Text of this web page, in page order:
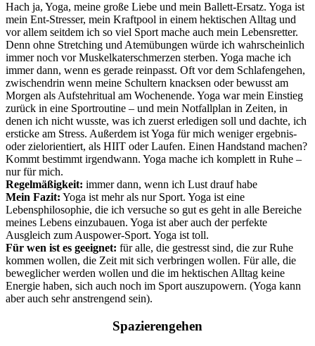
Hach ja, Yoga, meine große Liebe und mein Ballett-Ersatz. Yoga ist
mein Ent-Stresser, mein Kraftpool in einem hektischen Alltag und
vor allem seitdem ich so viel Sport mache auch mein Lebensretter.
Denn ohne Stretching und Atemübungen würde ich wahrscheinlich
immer noch vor Muskelkaterschmerzen sterben. Yoga mache ich
immer dann, wenn es gerade reinpasst. Oft vor dem Schlafengehen,
zwischendrin wenn meine Schultern knacksen oder bewusst am
Morgen als Aufstehritual am Wochenende. Yoga war mein Einstieg
zurück in eine Sportroutine – und mein Notfallplan in Zeiten, in
denen ich nicht wusste, was ich zuerst erledigen soll und dachte, ich
ersticke am Stress. Außerdem ist Yoga für mich weniger ergebnis-
oder zielorientiert, als HIIT oder Laufen. Einen Handstand machen?
Kommt bestimmt irgendwann. Yoga mache ich komplett in Ruhe –
nur für mich.
Regelmäßigkeit: immer dann, wenn ich Lust drauf habe
Mein Fazit: Yoga ist mehr als nur Sport. Yoga ist eine
Lebensphilosophie, die ich versuche so gut es geht in alle Bereiche
meines Lebens einzubauen. Yoga ist aber auch der perfekte
Ausgleich zum Auspower-Sport. Yoga ist toll.
Für wen ist es geeignet: für alle, die gestresst sind, die zur Ruhe
kommen wollen, die Zeit mit sich verbringen wollen. Für alle, die
beweglicher werden wollen und die im hektischen Alltag keine
Energie haben, sich auch noch im Sport auszupowern. (Yoga kann
aber auch sehr anstrengend sein).
Spazierengehen